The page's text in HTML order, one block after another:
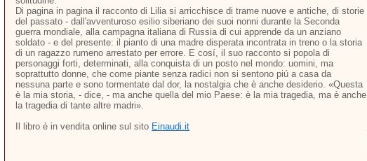
Di pagina in pagina il racconto di Lilia si arricchisce di trame nuove e antiche, di storie
del passato - dall'avventuroso esilio siberiano dei suoi nonni durante la Seconda
guerra mondiale, alla campagna italiana di Russia di cui apprende da un anziano
soldato - e del presente: il pianto di una madre disperata incontrata in treno o la storia
di un ragazzo rumeno arrestato per errore. E cosí, il suo racconto si popola di
personaggi forti, determinati, alla conquista di un posto nel mondo: uomini, ma
soprattutto donne, che come piante senza radici non si sentono piú a casa da
nessuna parte e sono tormentate dal dor, la nostalgia che è anche desiderio. «Questa
è la mia storia, - dice, - ma anche quella del mio Paese: è la mia tragedia, ma è anche
la tragedia di tante altre madri».
Il libro è in vendita online sul sito Einaudi.it